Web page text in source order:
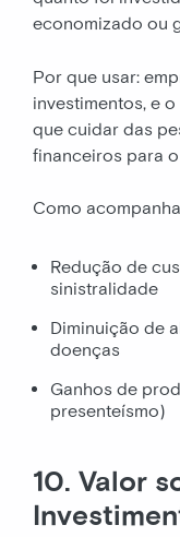
economizado ou
Por que usar:
investimentos, e
que cuidar das
financeiros para
Como
Redução de
sinistralidade
Diminuição de
doenças
Ganhos de
presenteísmo)
10. Valor